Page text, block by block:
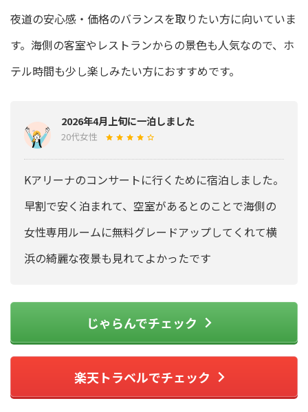
夜道の安心感・価格のバランスを取りたい方に向いていま
す。海側の客室やレストランからの景色も人気なので、ホ
テル時間も少し楽しみたい方におすすめです。
2026年4月上旬に一泊しました
20代女性
Kアリーナのコンサートに行くために宿泊しました。
早割で安く泊まれて、空室があるとのことで海側の
女性専用ルームに無料グレードアップしてくれて横
浜の綺麗な夜景も見れてよかったです
じゃらんでチェック
楽天トラベルでチェック